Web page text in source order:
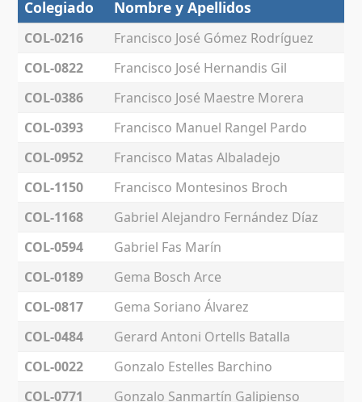
Colegiado Nombre y Apellidos
COL-0216
Francisco José Gómez Rodríguez
COL-0822
Francisco José Hernandis Gil
COL-0386
Francisco José Maestre Morera
COL-0393
Francisco Manuel Rangel Pardo
COL-0952
Francisco Matas Albaladejo
COL-1150
Francisco Montesinos Broch
COL-1168
Gabriel Alejandro Fernández Díaz
COL-0594
Gabriel Fas Marín
COL-0189
Gema Bosch Arce
COL-0817
Gema Soriano Álvarez
COL-0484
Gerard Antoni Ortells Batalla
COL-0022
Gonzalo Estelles Barchino
COL-0771
Gonzalo Sanmartín Galipienso